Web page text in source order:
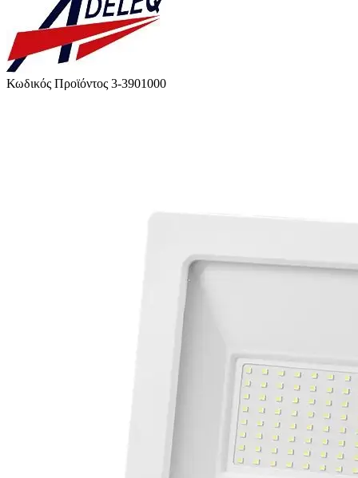
Κωδικός Προϊόντος 3-3901000